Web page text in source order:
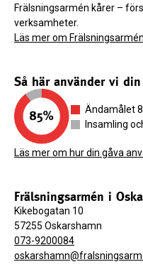
Frälsningsarmén kårer –
verksamheter.
Läs mer om Frälsningsarmén
Så här använder vi
Ändamålet
Insamling
Läs mer om hur din gåva
Frälsningsarmén i
Kikebogatan 10
57255 Oskarshamn
073-9200084